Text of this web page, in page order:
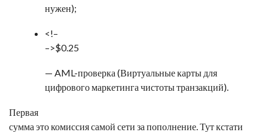
нужен);
<!–
–>$0.25
— AML-проверка (Виртуальные карты для
цифрового маркетинга чистоты транзакций).
Первая
сумма это комиссия самой сети за пополнение. Тут кстати